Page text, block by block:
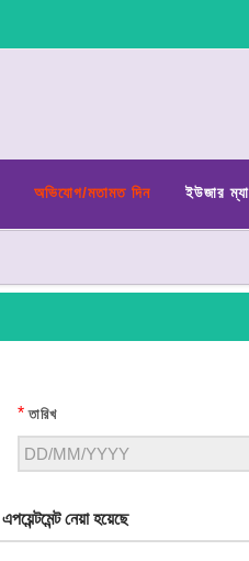
অভিযোগ/মতামত দিন ইউজার
* তারিখ
এপয়েন্টমেন্ট নেয়া হয়েছে